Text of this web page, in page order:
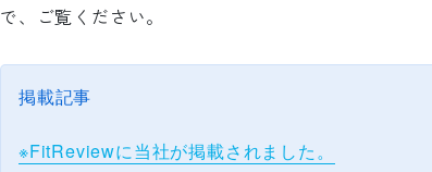
で、ご覧ください。
掲載記事
※FitReviewに当社が掲載されました。